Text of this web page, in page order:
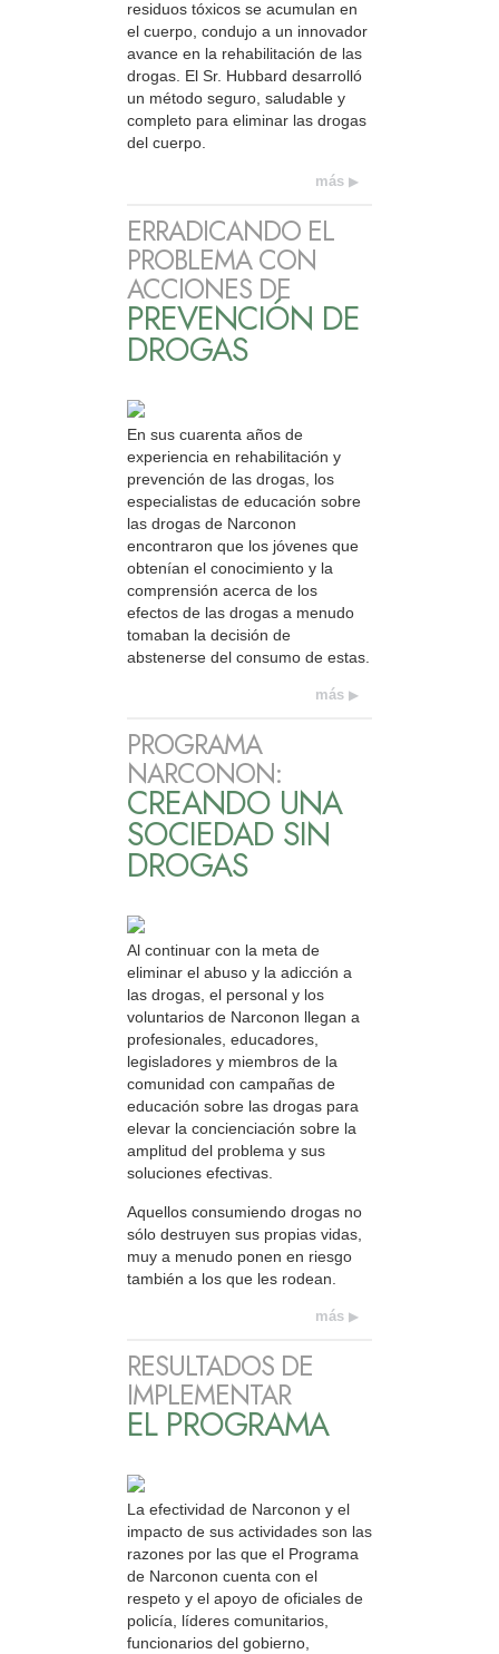
residuos tóxicos se acumulan en
el cuerpo, condujo a un innovador
avance en la rehabilitación de las
drogas. El Sr. Hubbard desarrolló
un método seguro, saludable y
completo para eliminar las drogas
del cuerpo.
más
ERRADICANDO EL
PROBLEMA CON
ACCIONES DE
PREVENCIÓN DE
DROGAS
En sus cuarenta años de
experiencia en rehabilitación y
prevención de las drogas, los
especialistas de educación sobre
las drogas de Narconon
encontraron que los jóvenes que
obtenían el conocimiento y la
comprensión acerca de los
efectos de las drogas a menudo
tomaban la decisión de
abstenerse del consumo de estas.
más
PROGRAMA
NARCONON:
CREANDO UNA
SOCIEDAD SIN
DROGAS
Al continuar con la meta de
eliminar el abuso y la adicción a
las drogas, el personal y los
voluntarios de Narconon llegan a
profesionales, educadores,
legisladores y miembros de la
comunidad con campañas de
educación sobre las drogas para
elevar la concienciación sobre la
amplitud del problema y sus
soluciones efectivas.
Aquellos consumiendo drogas no
sólo destruyen sus propias vidas,
muy a menudo ponen en riesgo
también a los que les rodean.
más
RESULTADOS DE
IMPLEMENTAR
EL PROGRAMA
La efectividad de Narconon y el
impacto de sus actividades son las
razones por las que el Programa
de Narconon cuenta con el
respeto y el apoyo de oficiales de
policía, líderes comunitarios,
funcionarios del gobierno,